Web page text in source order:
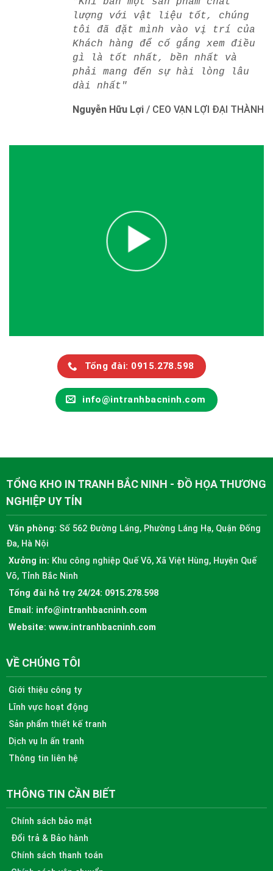
lượng với vật liệu tốt, chúng
tôi đã đặt mình vào vị trí của
Khách hàng để cố gắng xem điều
gì là tốt nhất, bền nhất và
phải mang đến sự hài lòng lâu
dài nhất"
Nguyễn Hữu Lợi / CEO VẠN LỢI ĐẠI THÀNH
Tổng đài: 0915.278.598
info@intranhbacninh.com
TỔNG KHO IN TRANH BẮC NINH - ĐỒ HỌA THƯƠNG
NGHIỆP UY TÍN
Văn phòng: Số 562 Đường Láng, Phường Láng Hạ, Quận Đống
Đa, Hà Nội
Xưởng in: Khu công nghiệp Quế Võ, Xã Việt Hùng, Huyện Quế
Võ, Tỉnh Bắc Ninh
Tổng đài hỗ trợ 24/24: 0915.278.598
Email: info@intranhbacninh.com
Website: www.intranhbacninh.com
VỀ CHÚNG TÔI
Giới thiệu công ty
Lĩnh vực hoạt động
Sản phẩm thiết kế tranh
Dịch vụ In ấn tranh
Thông tin liên hệ
THÔNG TIN CẦN BIẾT
Chính sách bảo mật
Đổi trả & Bảo hành
Chính sách thanh toán